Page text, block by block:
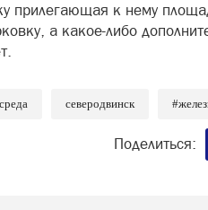
прилегающая к нему
а какое-либо
северодвинск
Поделиться: